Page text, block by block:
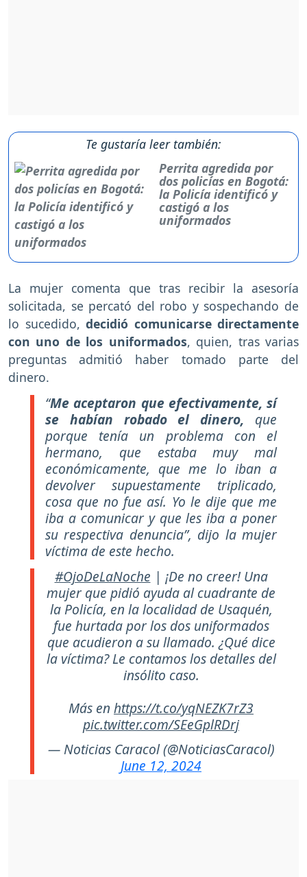
Te gustaría leer también:
Perrita agredida por
dos policías en Bogotá:
la Policía identificó y
castigó a los
uniformados
La mujer comenta que tras recibir la asesoría
solicitada, se percató del robo y sospechando de
lo sucedido, decidió comunicarse directamente
con uno de los uniformados, quien, tras varias
preguntas admitió haber tomado parte del
dinero.
“Me aceptaron que efectivamente, sí
se habían robado el dinero, que
porque tenía un problema con el
hermano, que estaba muy mal
económicamente, que me lo iban a
devolver supuestamente triplicado,
cosa que no fue así. Yo le dije que me
iba a comunicar y que les iba a poner
su respectiva denuncia”, dijo la mujer
víctima de este hecho.
#OjoDeLaNoche | ¡De no creer! Una
mujer que pidió ayuda al cuadrante de
la Policía, en la localidad de Usaquén,
fue hurtada por los dos uniformados
que acudieron a su llamado. ¿Qué dice
la víctima? Le contamos los detalles del
insólito caso.
Más en https://t.co/yqNEZK7rZ3
pic.twitter.com/SEeGplRDrj
— Noticias Caracol (@NoticiasCaracol)
June 12, 2024